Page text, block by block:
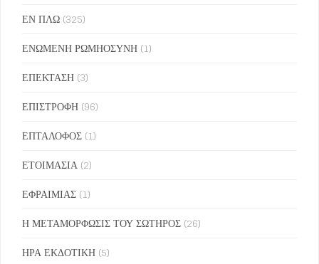
ΕΝ ΠΛΩ (325)
ΕΝΩΜΕΝΗ ΡΩΜΗΟΣΥΝΗ (1)
ΕΠΕΚΤΑΣΗ (3)
ΕΠΙΣΤΡΟΦΗ (96)
ΕΠΤΑΛΟΦΟΣ (1)
ΕΤΟΙΜΑΣΙΑ (2)
ΕΦΡΑΙΜΙΑΣ (1)
Η ΜΕΤΑΜΟΡΦΩΣΙΣ ΤΟΥ ΣΩΤΗΡΟΣ (26)
ΗΡΑ ΕΚΔΟΤΙΚΗ (5)